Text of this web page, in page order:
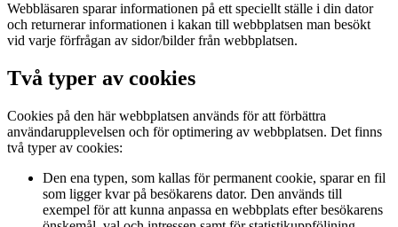
Webbläsaren sparar informationen på ett speciellt ställe i din dator
och returnerar informationen i kakan till webbplatsen man besökt
vid varje förfrågan av sidor/bilder från webbplatsen.
Två typer av cookies
Cookies på den här webbplatsen används för att förbättra
användarupplevelsen och för optimering av webbplatsen. Det finns
två typer av cookies:
Den ena typen, som kallas för permanent cookie, sparar en fil
som ligger kvar på besökarens dator. Den används till
exempel för att kunna anpassa en webbplats efter besökarens